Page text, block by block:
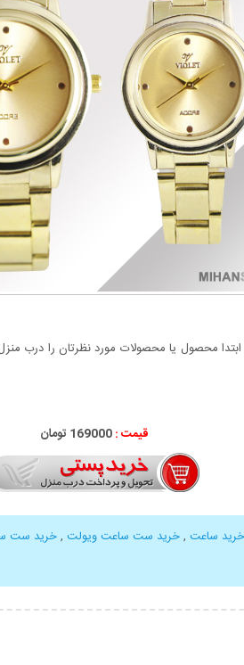
محصول یا محصولات مورد نظرتان را درب
قیمت : 169000 تومان
خرید ساعت ,خرید ست ساعت ویولت ,خرید ست